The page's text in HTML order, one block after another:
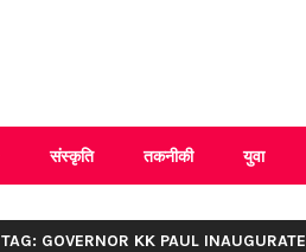
संस्कृति तकनीकी युवा
TAG: GOVERNOR KK PAUL